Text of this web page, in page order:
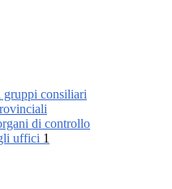
gruppi consiliari
di controllo
uffici 1